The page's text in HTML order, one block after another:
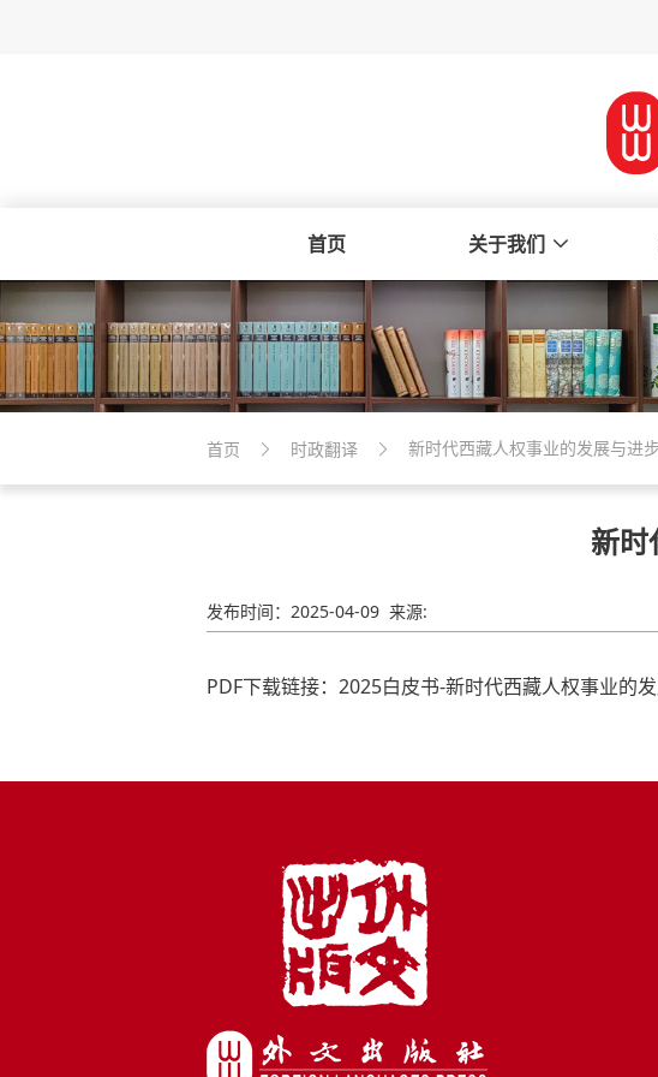
首页 关于我们
首页 时政翻译 新时代西藏人权事业的发展与进步
新时
发布时间： 2025-04-09 来源:
PDF下载链接： 2025白皮书-新时代西藏人权事业的发